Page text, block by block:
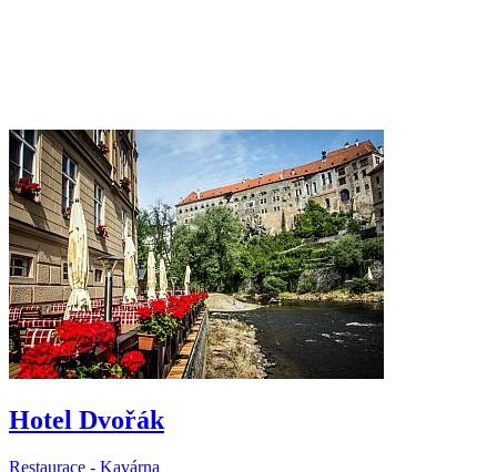
Hotel Dvořák
Restaurace - Kavárna